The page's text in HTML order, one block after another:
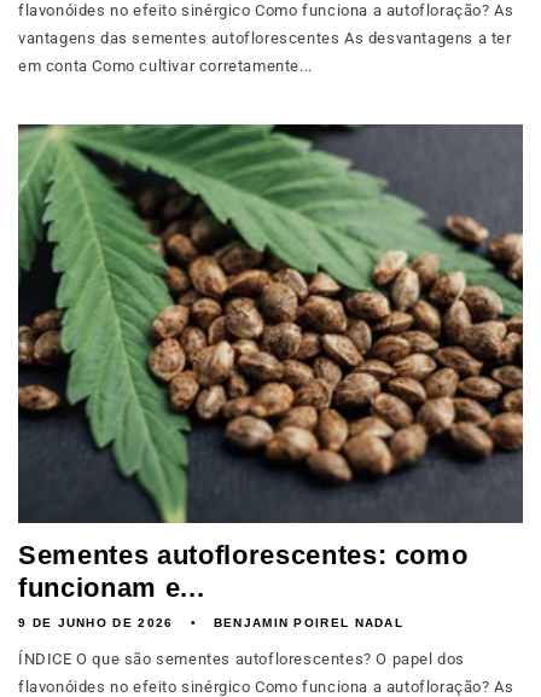
flavonóides no efeito sinérgico Como funciona a autofloração? As
vantagens das sementes autoflorescentes As desvantagens a ter
em conta Como cultivar corretamente...
Sementes autoflorescentes: como
funcionam e...
9 DE JUNHO DE 2026 BENJAMIN POIREL NADAL
ÍNDICE O que são sementes autoflorescentes? O papel dos
flavonóides no efeito sinérgico Como funciona a autofloração? As